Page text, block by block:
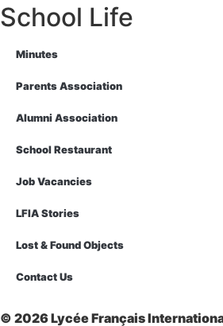
School Life
Minutes
Parents Association
Alumni Association
School Restaurant
Job Vacancies
LFIA Stories
Lost & Found Objects
Contact Us
© 2026 Lycée Français